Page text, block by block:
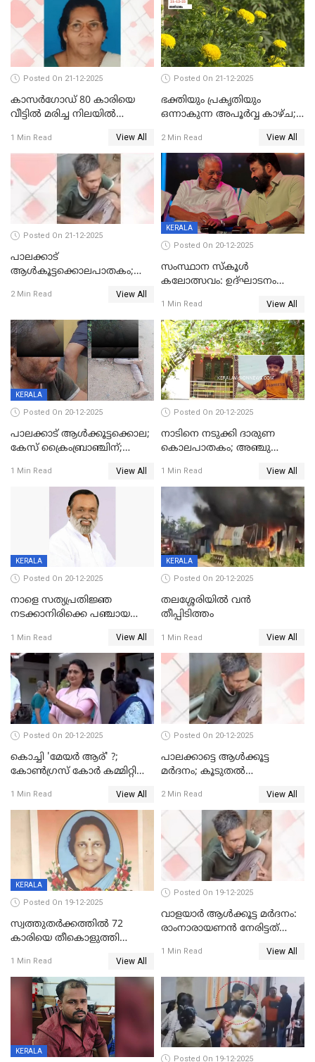
ആശുപത്രിയിലെത്തിച്ചു
Posted On 21-12-2025
കാസർഗോഡ് 80 കാരിയെ
വീട്ടിൽ മരിച്ച നിലയിൽ
1 Min Read View All
Posted On 21-12-2025
ഭക്തിയും പ്രകൃതിയും
ഒന്നാകുന്ന അപൂര്‍വ്വ കാഴ്ച;
കാഴ്ചാനുഭവമൊരുക്കി
ശബരീ നന്ദനം
2 Min Read View All
Posted On 21-12-2025
പാലക്കാട്‌
ആൾകൂട്ടക്കൊലപാതകം;
ഊർജ്ജിതമാക്കിമാക്കി
2 Min Read View All
KERALA
Posted On 20-12-2025
സംസ്ഥാന സ്കൂൾ
കലോത്സവം: ഉദ്ഘാടനം
മുഖ്യാതിഥിയായി
മോഹൻലാൽ
1 Min Read View All
KERALA
Posted On 20-12-2025
പാലക്കാട് ആൾക്കൂട്ടക്കൊല;
കേസ് ക്രൈംബ്രാഞ്ചിന്;
അന്വേഷിക്കും
1 Min Read View All
Posted On 20-12-2025
നാടിനെ നടുക്കി ദാരുണ
കൊലപാതകം; അഞ്ചു
കഴുത്തുഞെരിച്ച് കൊന്നു
1 Min Read View All
KERALA
Posted On 20-12-2025
നാളെ സത്യപ്രതിജ്ഞ
നടക്കാനിരിക്കെ പഞ്ചായത്ത്
1 Min Read View All
KERALA
Posted On 20-12-2025
തലശ്ശേരിയിൽ വൻ
തീപ്പിടിത്തം
1 Min Read View All
Posted On 20-12-2025
കൊച്ചി 'മേയർ ആര്' ?;
കോണ്‍ഗ്രസ് കോര്‍ കമ്മിറ്റി
1 Min Read View All
Posted On 20-12-2025
പാലക്കാട്ടെ ആള്‍ക്കൂട്ട
മര്‍ദനം; കൂടുതല്‍
അംഗ സംഘമെന്ന് വിവരം
2 Min Read View All
KERALA
Posted On 19-12-2025
സ്വത്തുതര്‍ക്കത്തില്‍ 72
കാരിയെ തീകൊളുത്തി
ക്രൂരകൊലപാതകത്തില്‍
സഹോദരിപുത്രന് ജീവപര്യന്തം
1 Min Read View All
Posted On 19-12-2025
വാളയാർ ആൾക്കൂട്ട മർദനം:
രാംനാരായണൻ നേരിട്ടത്
നാൽപ്പതിലേറെ
റിപ്പോർട്ട്
1 Min Read View All
KERALA
Posted On 19-12-2025